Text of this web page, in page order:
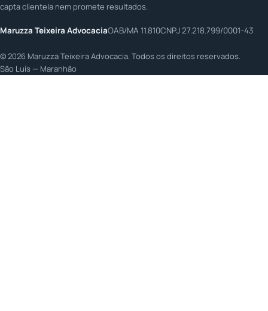
capta clientela nem promete resultados.
Maruzza Teixeira AdvocaciaOAB/MA 11.810CNPJ 27.218.799/0001-43
©2026 Maruzza Teixeira Advocacia. Todos os direitos reservados.
São Luís — Maranhão